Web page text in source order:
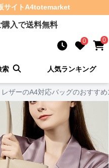
サイト A4totemarket
入で送料無料
0 0
索 人気ランキング
レザーのA4対応バッグのおすす